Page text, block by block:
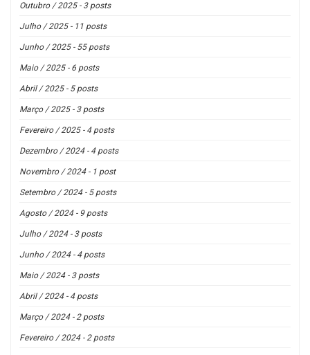
Outubro / 2025 - 3 posts
Julho / 2025 - 11 posts
Junho / 2025 - 55 posts
Maio / 2025 - 6 posts
Abril / 2025 - 5 posts
Março / 2025 - 3 posts
Fevereiro / 2025 - 4 posts
Dezembro / 2024 - 4 posts
Novembro / 2024 - 1 post
Setembro / 2024 - 5 posts
Agosto / 2024 - 9 posts
Julho / 2024 - 3 posts
Junho / 2024 - 4 posts
Maio / 2024 - 3 posts
Abril / 2024 - 4 posts
Março / 2024 - 2 posts
Fevereiro / 2024 - 2 posts